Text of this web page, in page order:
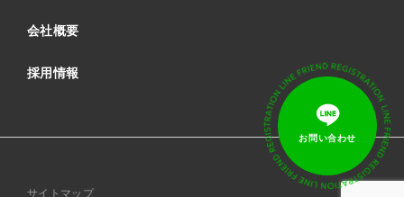
会社概要
採用情報
サイトマップ